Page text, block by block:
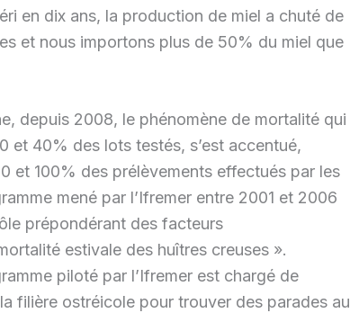
en dix ans, la production de miel a chuté de
et nous importons plus de 50% du miel que
depuis 2008, le phénomène de mortalité qui
et 40% des lots testés, s’est accentué,
et 100% des prélèvements effectués par les
mené par l’Ifremer entre 2001 et 2006
prépondérant des facteurs
estivale des huîtres creuses ».
piloté par l’Ifremer est chargé de
filière ostréicole pour trouver des parades au